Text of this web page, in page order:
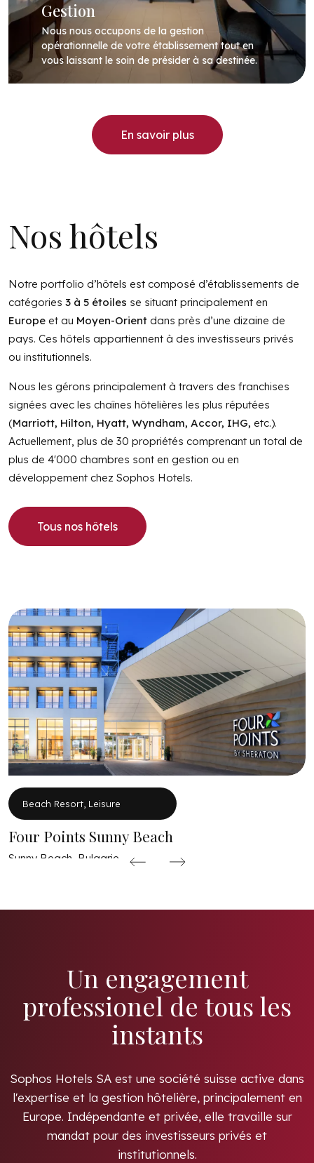
Gestion
Nous nous occupons de la gestion
opérationnelle de votre établissement tout en
vous laissant le soin de présider à sa destinée.
en savoir plus
Nos hôtels
Notre portfolio d’hôtels est composé d’établissements de
catégories 3 à 5 étoiles se situant principalement en
Europe et au Moyen-Orient dans près d’une dizaine de
pays. Ces hôtels appartiennent à des investisseurs privés
ou institutionnels.
Nous les gérons principalement à travers des franchises
signées avec les chaînes hôtelières les plus réputées
(Marriott, Hilton, Hyatt, Wyndham, Accor, IHG, etc.).
Actuellement, plus de 30 propriétés comprenant un total de
plus de 4'000 chambres sont en gestion ou en
développement chez Sophos Hotels.
tous nos hôtels
Beach Resort, Leisure
Four Points Sunny Beach
Sunny Beach, Bulgarie
Un engagement
professionel de tous les
instants
Sophos Hotels SA est une société suisse active dans
l'expertise et la gestion hôtelière, principalement en
Europe. Indépendante et privée, elle travaille sur
mandat pour des investisseurs privés et
institutionnels.